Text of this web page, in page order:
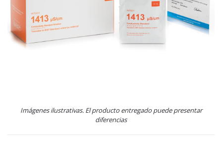
Imágenes ilustrativas. El producto entregado puede presentar
diferencias